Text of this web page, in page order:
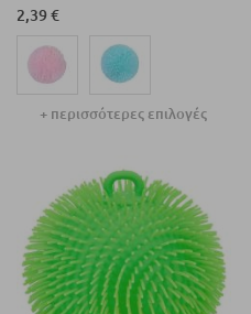
2,39 €
+ περισσότερες επιλογές